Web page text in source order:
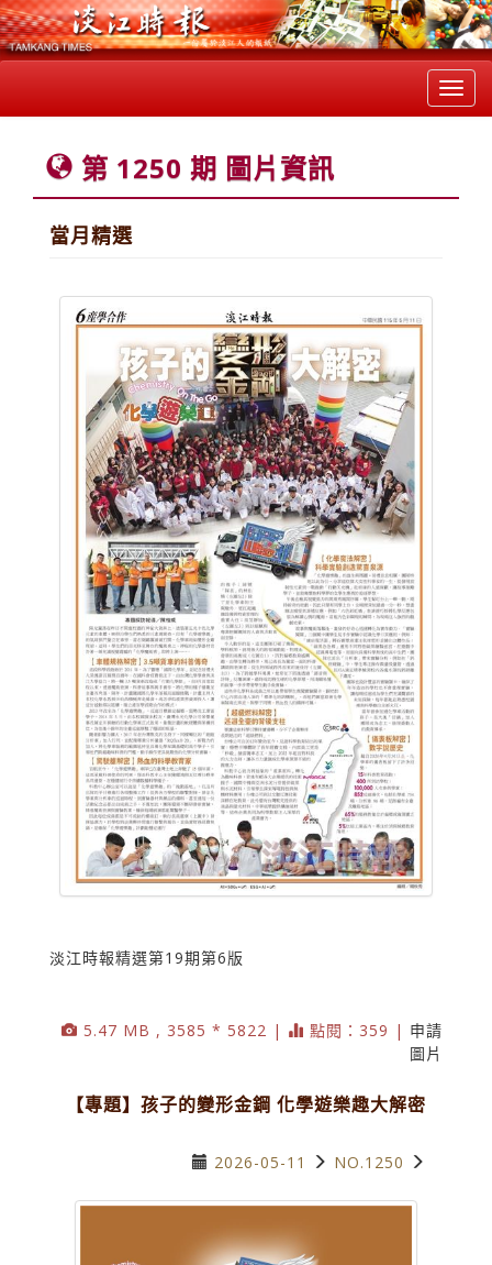
第 1250 期 圖片資訊
當月精選
淡江時報精選第19期第6版
5.47 MB , 3585 * 5822 | 點閱：359 | 申請
圖片
【專題】孩子的變形金鋼 化學遊樂趣大解密
2026-05-11 NO.1250